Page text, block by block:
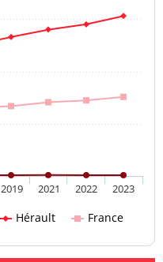
Hérault France
2019 2021 2022 2023